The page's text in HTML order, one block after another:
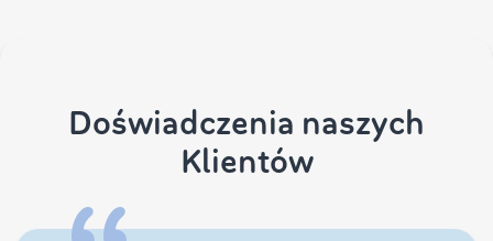
Doświadczenia naszych
Klientów